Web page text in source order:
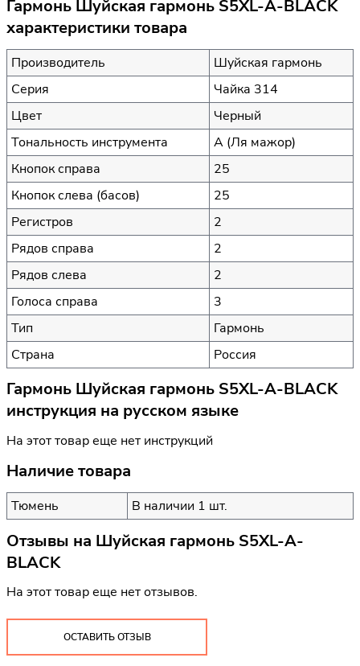
Гармонь Шуйская гармонь S5XL-A-BLACK
характеристики товара
Производитель
Шуйская гармонь
Серия
Чайка 314
Цвет
Черный
Тональность инструмента
A (Ля мажор)
Кнопок справа
25
Кнопок слева (басов)
25
Регистров
2
Рядов справа
2
Рядов слева
2
Голоса справа
3
Тип
Гармонь
Страна
Россия
Гармонь Шуйская гармонь S5XL-A-BLACK
инструкция на русском языке
На этот товар еще нет инструкций
Наличие товара
Тюмень В наличии 1 шт.
Отзывы на Шуйская гармонь S5XL-A-
BLACK
На этот товар еще нет отзывов.
ОСТАВИТЬ ОТЗЫВ